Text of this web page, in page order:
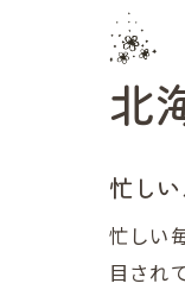
北
忙し
忙しい
目され